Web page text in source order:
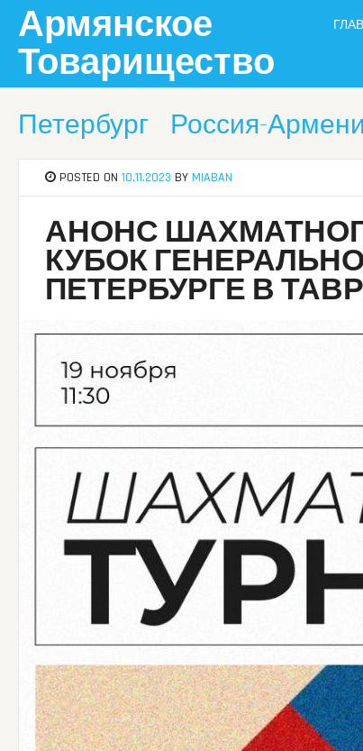
content
Армянское
Товарищество
Петербург Россия-
POSTED ON10.11.2023 BY MIABAN
АНОНС
КУБОК
ПЕТЕРБУРГЕ В